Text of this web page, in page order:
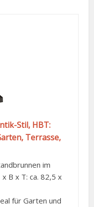
Stil, HBT:
Terrasse,
im
B x T: ca. 82,5 x
für Garten und